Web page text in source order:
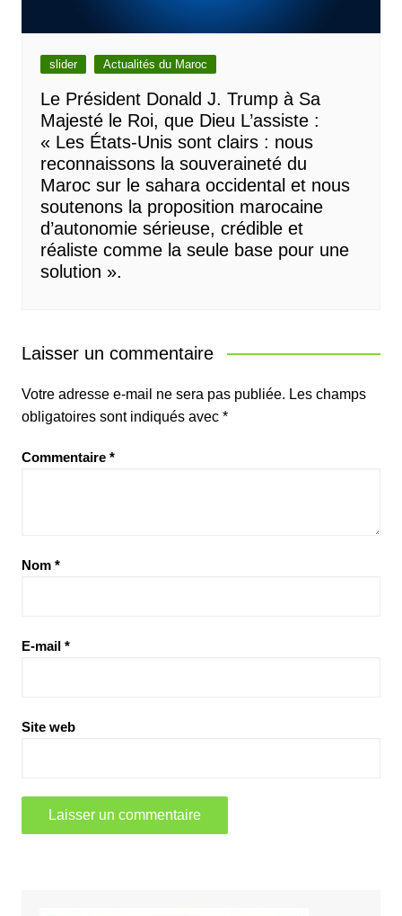
slider Actualités du Maroc
Le Président Donald J. Trump à Sa
Majesté le Roi, que Dieu L’assiste :
« Les États-Unis sont clairs : nous
reconnaissons la souveraineté du
Maroc sur le sahara occidental et nous
soutenons la proposition marocaine
d’autonomie sérieuse, crédible et
réaliste comme la seule base pour une
solution ».
Laisser un commentaire
Votre adresse e-mail ne sera pas publiée. Les champs
obligatoires sont indiqués avec *
Commentaire *
Nom *
E-mail *
Site web